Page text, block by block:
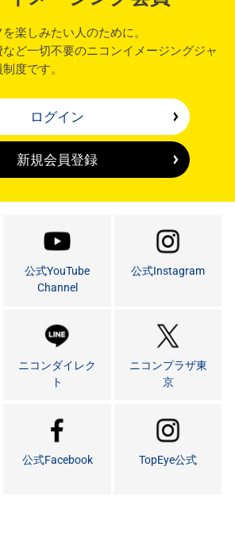
楽しみたい人のために。
ど一切不要のニコンイメージングジャ
度です。
ログイン
新規会員登録
公式YouTube
Channel
公式Instagram
ニコンダイレク
ト
ニコンプラザ東
京
公式Facebook TopEye公式